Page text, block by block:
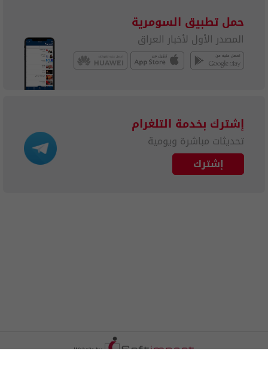
حمل تطبيق السومرية
المصدر الأول لأخبار العراق
إشترك بخدمة التلغرام
تحديثات مباشرة ويومية
إشترك